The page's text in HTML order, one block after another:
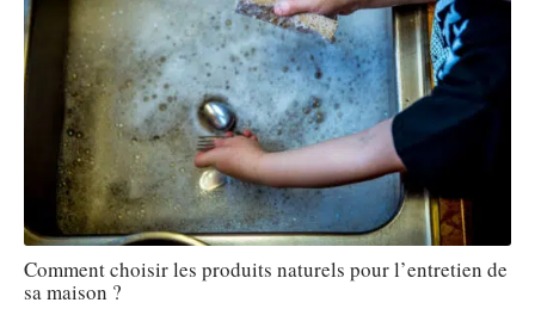
Comment choisir les produits naturels pour l’entretien de
sa maison ?